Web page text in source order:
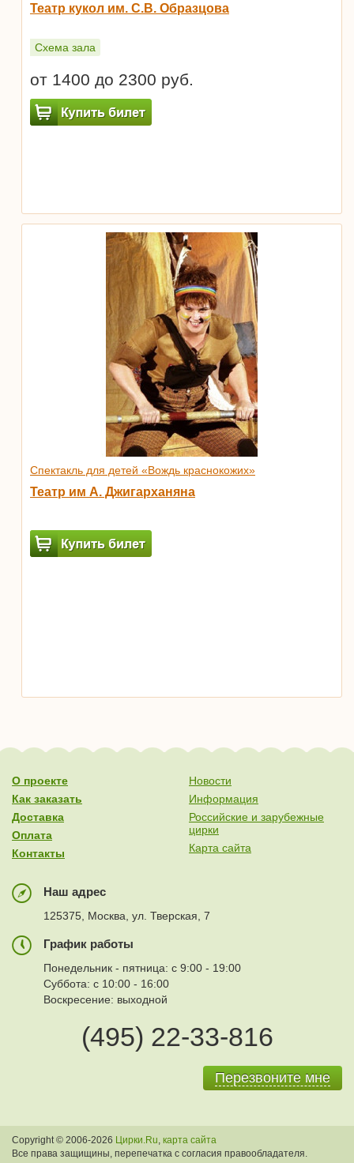
Театр кукол им. С.В. Образцова
Схема зала
от 1400 до 2300 руб.
Спектакль для детей «Вождь краснокожих»
Театр им А. Джигарханяна
О проекте
Как заказать
Доставка
Оплата
Контакты
Новости
Информация
Российские и зарубежные
цирки
Карта сайта
Наш адрес
125375, Москва, ул. Тверская, 7
График работы
Понедельник - пятница: с 9:00 - 19:00
Суббота: с 10:00 - 16:00
Воскресение: выходной
(495) 22-33-816
Перезвоните мне
Copyright © 2006-2026 Цирки.Ru, карта сайта
Все права защищины, перепечатка с согласия правообладателя.